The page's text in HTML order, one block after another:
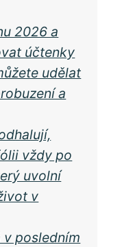
2026 a
účtenky
udělat
a
vždy po
uvolní
v
v posledním